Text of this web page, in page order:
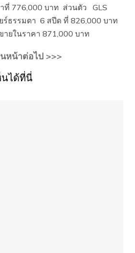
าที่ 776,000 บาท ส่วนตัว GLS
ร์ธรรมดา 6 สปีด ที่ 826,000 บาท
ายในราคา 871,000 บาท
หน้าต่อไป >>>
นได้ที่นี่